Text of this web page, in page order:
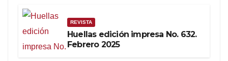
REVISTA
Huellas edición impresa No. 632.
Febrero 2025